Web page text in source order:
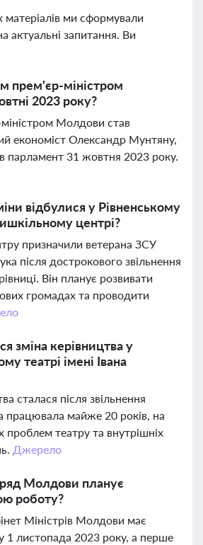
матеріалів ми сформували
актуальні запитання. Ви
прем'єр-міністром
2023 року?
Молдови став
економіст Олександр Мунтяну,
парламент 31 жовтня 2023 року.
відбулися у Рівненському
центрі?
призначили ветерана ЗСУ
після дострокового звільнення
Він планує розвивати
громадах та проводити
зміна керівництва у
театрі імені Івана
сталася після звільнення
працювала майже 20 років, на
проблем театру та внутрішніх
Джерело
Молдови планує
роботу?
Міністрів Молдови має
1 листопада 2023 року, а перше